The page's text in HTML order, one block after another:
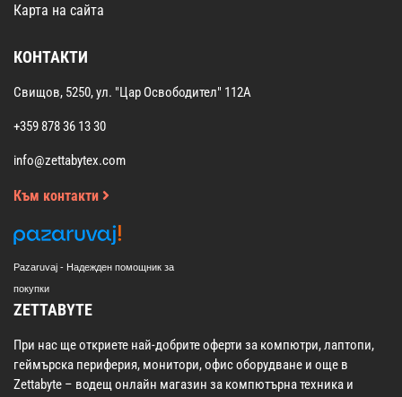
Карта на сайта
КОНТАКТИ
Свищов, 5250, ул. "Цар Освободител" 112А
+359 878 36 13 30
info@zettabytex.com
Към контакти
Pazaruvaj - Надежден помощник за
покупки
ZETTABYTE
При нас ще откриете най-добрите оферти за компютри, лаптопи,
геймърска периферия, монитори, офис оборудване и още в
Zettabyte – водещ онлайн магазин за компютърна техника и